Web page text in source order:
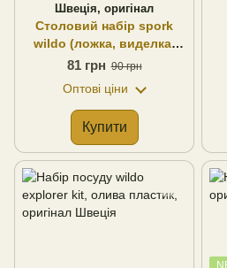
Швеція, оригінал
Столовий набір spork
wildo (ложка, виделка,
ніж), олива харчовий
81 грн 90 грн
Оптові ціни
Купити